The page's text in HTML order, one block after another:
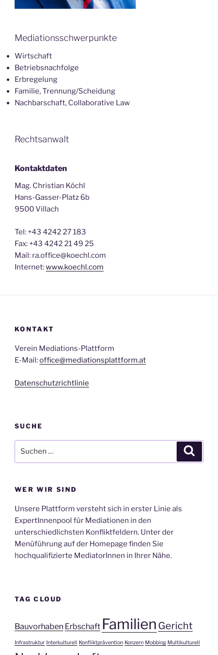
Mediationsschwerpunkte
Wirtschaft
Betriebsnachfolge
Erbregelung
Familie, Trennung/Scheidung
Nachbarschaft, Collaborative Law
Rechtsanwalt
Kontaktdaten
Mag. Christian Köchl
Hans-Gasser-Platz 6b
9500 Villach
Tel: +43 4242 27 183
Fax: +43 4242 21 49 25
Mail: ra.office@koechl.com
Internet:www.koechl.com
KONTAKT
Verein Mediations-Plattform
E-Mail:office@mediationsplattform.at
Datenschutzrichtlinie
SUCHE
nach:
WER WIR SIND
Unsere Plattform versteht sich in erster Linie als
ExpertInnenpool für Mediationen in den
unterschiedlichsten Konfliktfeldern. Unter der
Menüführung auf der Homepage finden Sie
hochqualifizierte MediatorInnen in Ihrer Nähe.
TAG CLOUD
Bauvorhaben Erbschaft Familien Gericht
Infrastruktur Interkulturell Konfliktprävention Konzern Mobbing Multikulturell